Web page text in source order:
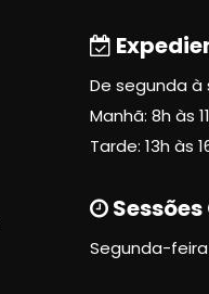
De segunda
Manhã: 8h às
Tarde: 13h às
Segunda-feira